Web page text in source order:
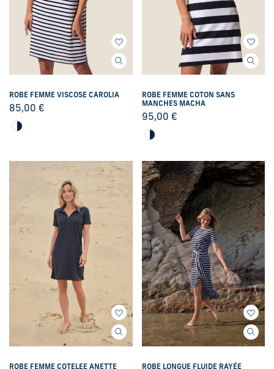
ROBE FEMME VISCOSE CAROLIA
85,00 €
ROBE FEMME COTON SANS
MANCHES MACHA
95,00 €
ROBE FEMME COTELEE ANETTE
ROBE LONGUE FLUIDE RAYÉE